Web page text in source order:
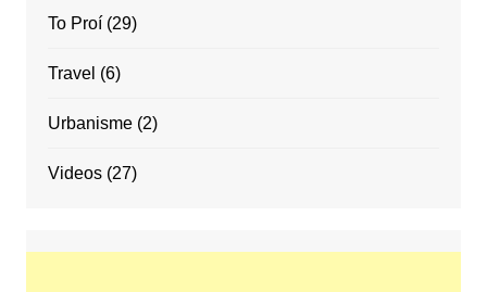
To Proí(29)
Travel (6)
Urbanisme(2)
Videos(27)